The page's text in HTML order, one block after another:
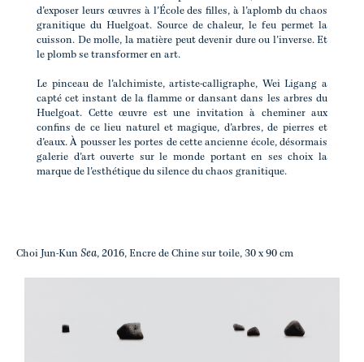
d’exposer leurs œuvres à l’École des filles, à l’aplomb du chaos
granitique du Huelgoat. Source de chaleur, le feu permet la
cuisson. De molle, la matière peut devenir dure ou l’inverse. Et
le plomb se transformer en art.
Le pinceau de l’alchimiste, artiste-calligraphe, Wei Ligang a
capté cet instant de la flamme or dansant dans les arbres du
Huelgoat. Cette œuvre est une invitation à cheminer aux
confins de ce lieu naturel et magique, d’arbres, de pierres et
d’eaux. À pousser les portes de cette ancienne école, désormais
galerie d’art ouverte sur le monde portant en ses choix la
marque de l’esthétique du silence du chaos granitique.
Choi Jun-Kun Sea, 2016, Encre de Chine sur toile, 30 x 90 cm